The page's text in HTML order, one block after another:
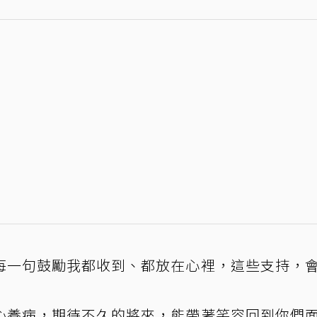
句鼓勵我都收到、都放在心裡，這些支持，